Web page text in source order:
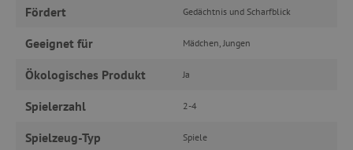
Fördert Gedächtnis und Scharfblick
Geeignet für Mädchen, Jungen
Ökologisches Produkt Ja
Spielerzahl 2-4
Spielzeug-Typ Spiele
Name
__cf_bm